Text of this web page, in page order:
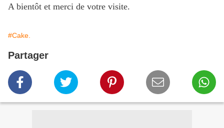
A bientôt et merci de votre visite.
#Cake.
Partager